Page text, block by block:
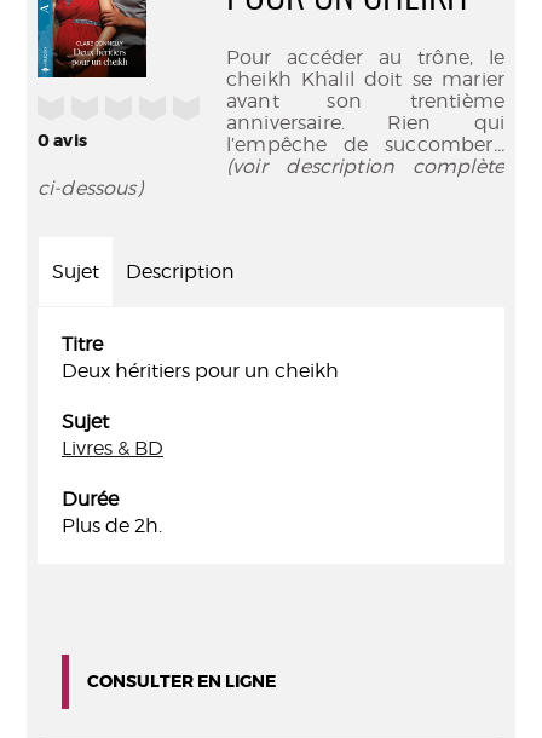
0avis
Pour accéder au trône, le
cheikh Khalil doit se marier
avant son trentième
anniversaire. Rien qui
l’empêche de succomber...
(voir description complète
ci-dessous)
Sujet Description
Titre
Deux héritiers pour un cheikh
Sujet
Livres & BD
Durée
Plus de 2h.
CONSULTER EN LIGNE